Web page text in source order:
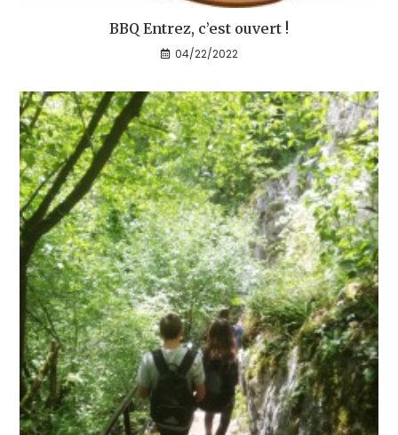
BBQ Entrez, c’est ouvert !
04/22/2022